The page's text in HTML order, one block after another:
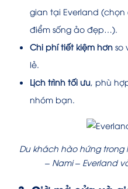
gian tại Everland
điểm sống ảo đẹp…).
Chi phí tiết kiệm hơn so
lẻ.
Lịch trình tối ưu , phù
nhóm bạn.
Du khách hào hứng trong
– Nami – Everland